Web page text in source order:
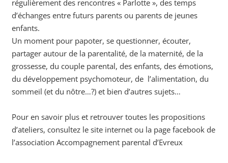
régulièrement des rencontres « Parlotte », des temps
d’échanges entre futurs parents ou parents de jeunes
enfants.
Un moment pour papoter, se questionner, écouter,
partager autour de la parentalité, de la maternité, de la
grossesse, du couple parental, des enfants, des émotions,
du développement psychomoteur, de l’alimentation, du
sommeil (et du nôtre…?) et bien d’autres sujets…
Pour en savoir plus et retrouver toutes les propositions
d’ateliers, consultez le site internet ou la page facebook de
l’association Accompagnement parental d’Evreux